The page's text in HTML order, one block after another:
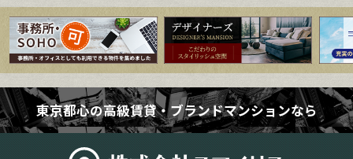
東京都心の高級賃貸・ブランドマンションなら